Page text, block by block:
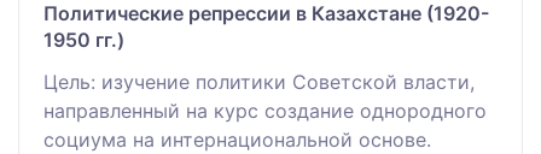
Политические репрессии в Казахстане (1920-
1950 гг.)
Цель: изучение политики Советской власти,
направленный на курс создание однородного
социума на интернациональной основе.